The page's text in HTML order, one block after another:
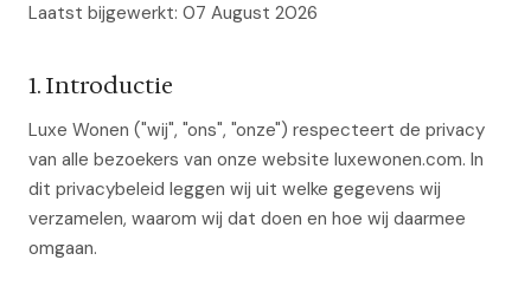
Laatst bijgewerkt: 07 August 2026
1. Introductie
Luxe Wonen ("wij", "ons", "onze") respecteert de privacy
van alle bezoekers van onze website luxewonen.com. In
dit privacybeleid leggen wij uit welke gegevens wij
verzamelen, waarom wij dat doen en hoe wij daarmee
omgaan.